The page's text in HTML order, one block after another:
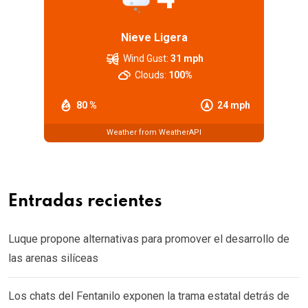
Nieve Ligera
80 % 24 mph
Wind Gust: 31 mph
Clouds: 100%
Weather from WeatherAPI
Entradas recientes
Luque propone alternativas para promover el desarrollo de
las arenas silíceas
Los chats del Fentanilo exponen la trama estatal detrás de